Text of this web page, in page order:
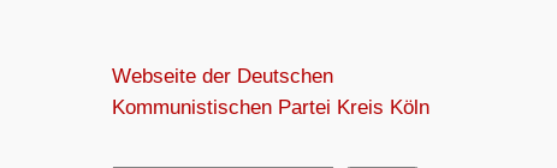
Webseite der Deutschen
Kommunistischen Partei Kreis Köln